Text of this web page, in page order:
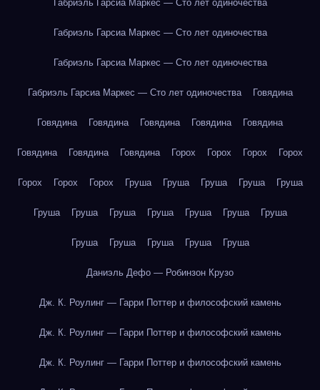
Габриэль Гарсиа Маркес — Сто лет одиночества
Габриэль Гарсиа Маркес — Сто лет одиночества
Габриэль Гарсиа Маркес — Сто лет одиночества
Габриэль Гарсиа Маркес — Сто лет одиночества Говядина
Говядина Говядина Говядина Говядина Говядина
Говядина Говядина Говядина Горох Горох Горох Горох
Горох Горох Горох Груша Груша Груша Груша Груша
Груша Груша Груша Груша Груша Груша Груша
Груша Груша Груша Груша Груша
Даниэль Дефо — Робинзон Крузо
Дж. К. Роулинг — Гарри Поттер и философский камень
Дж. К. Роулинг — Гарри Поттер и философский камень
Дж. К. Роулинг — Гарри Поттер и философский камень